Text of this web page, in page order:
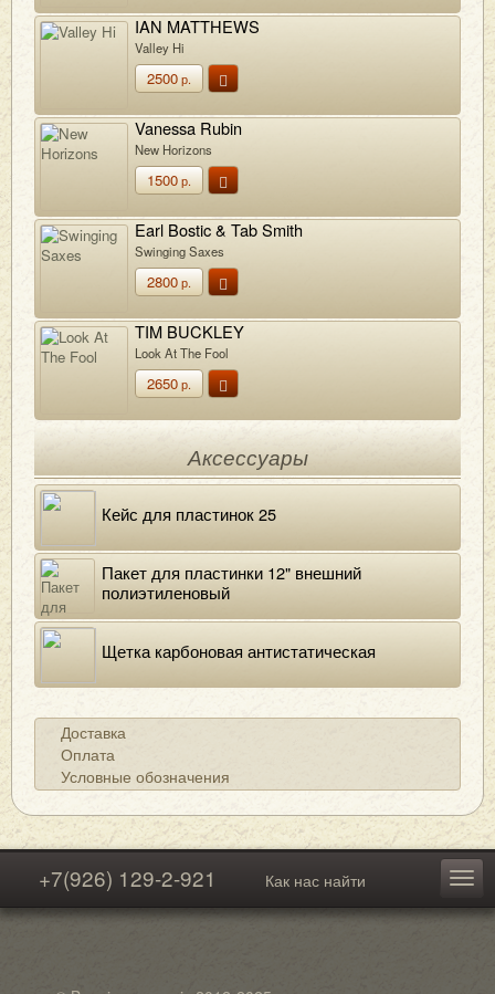
IAN MATTHEWS
Valley Hi
2500р.
Vanessa Rubin
New Horizons
1500р.
Earl Bostic & Tab Smith
Swinging Saxes
2800р.
TIM BUCKLEY
Look At The Fool
2650р.
Аксессуары
Кейс для пластинок 25
Пакет для пластинки 12" внешний
полиэтиленовый
Щетка карбоновая антистатическая
Доставка
Оплата
Условные обозначения
+7(926) 129-2-921 Как нас найти